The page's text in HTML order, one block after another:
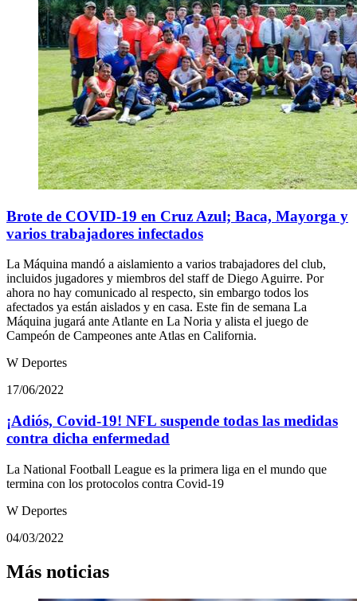
Brote de COVID-19 en Cruz Azul; Baca, Mayorga y
varios trabajadores infectados
La Máquina mandó a aislamiento a varios trabajadores del club,
incluidos jugadores y miembros del staff de Diego Aguirre. Por
ahora no hay comunicado al respecto, sin embargo todos los
afectados ya están aislados y en casa. Este fin de semana La
Máquina jugará ante Atlante en La Noria y alista el juego de
Campeón de Campeones ante Atlas en California.
W Deportes
17/06/2022
¡Adiós, Covid-19! NFL suspende todas las medidas
contra dicha enfermedad
La National Football League es la primera liga en el mundo que
termina con los protocolos contra Covid-19
W Deportes
04/03/2022
Más noticias